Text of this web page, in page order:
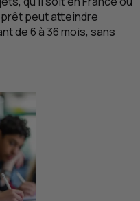
prêt peut atteindre
de 6 à 36 mois, sans